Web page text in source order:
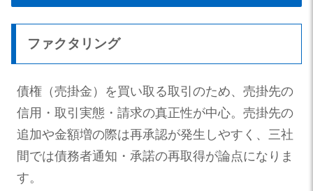
ファクタリング
債権（売掛金）を買い取る取引のため、売掛先の
信用・取引実態・請求の真正性が中心。売掛先の
追加や金額増の際は再承認が発生しやすく、三社
間では債務者通知・承諾の再取得が論点になりま
す。